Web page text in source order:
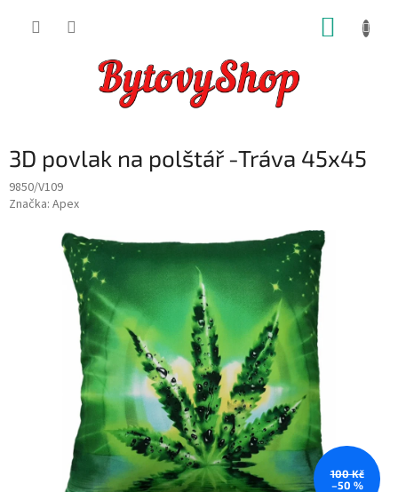
3D povlak na polštář -Tráva 45x45
9850/V109
Značka: Apex
100 Kč
–50 %